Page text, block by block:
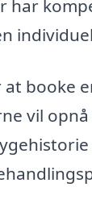
har
at booke
vil